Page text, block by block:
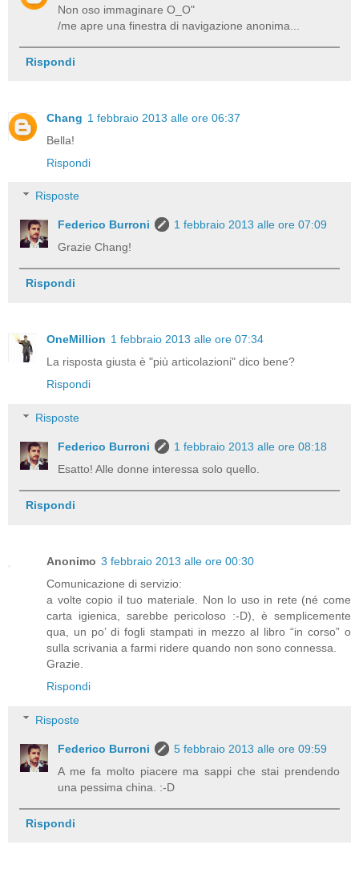
Non oso immaginare O_O"
/me apre una finestra di navigazione anonima...
Rispondi
Chang 1 febbraio 2013 alle ore 06:37
Bella!
Rispondi
Risposte
Federico Burroni
1 febbraio 2013 alle ore 07:09
Grazie Chang!
Rispondi
OneMillion 1 febbraio 2013 alle ore 07:34
La risposta giusta è "più articolazioni" dico bene?
Rispondi
Risposte
Federico Burroni
1 febbraio 2013 alle ore 08:18
Esatto! Alle donne interessa solo quello.
Rispondi
Anonimo 3 febbraio 2013 alle ore 00:30
Comunicazione di servizio:
a volte copio il tuo materiale. Non lo uso in rete (né come
carta igienica, sarebbe pericoloso :-D), è semplicemente
qua, un po’ di fogli stampati in mezzo al libro “in corso” o
sulla scrivania a farmi ridere quando non sono connessa.
Grazie.
Rispondi
Risposte
Federico Burroni
5 febbraio 2013 alle ore 09:59
A me fa molto piacere ma sappi che stai prendendo
una pessima china. :-D
Rispondi